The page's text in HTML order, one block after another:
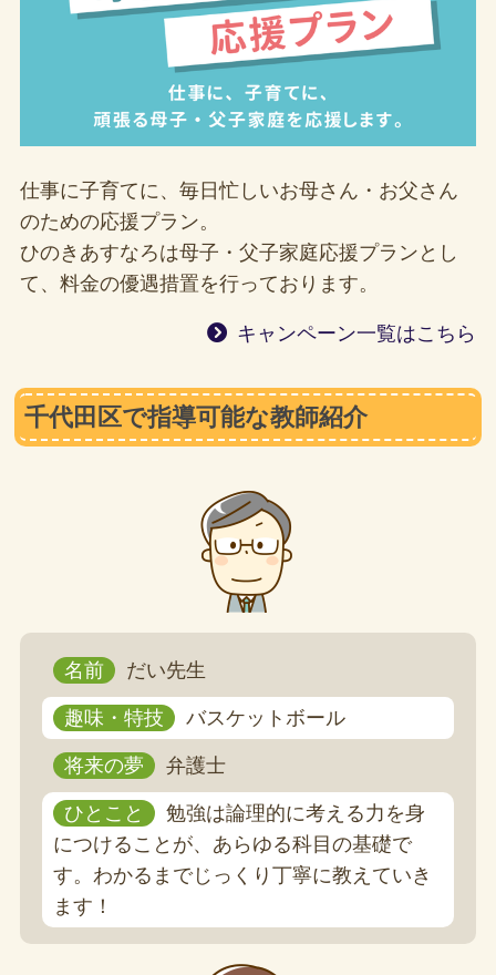
仕事に子育てに、毎日忙しいお母さん・お父さん
のための応援プラン。
ひのきあすなろは母子・父子家庭応援プランとし
て、料金の優遇措置を行っております。
キャンペーン一覧はこちら
千代田区で指導可能な教師紹介
名前 だい先生
趣味・特技 バスケットボール
将来の夢 弁護士
ひとこと
勉強は論理的に考える力を身
につけることが、あらゆる科目の基礎で
す。わかるまでじっくり丁寧に教えていき
ます！